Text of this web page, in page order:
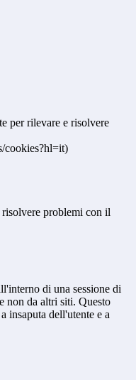
per rilevare e risolvere
cookies?hl=it)
problemi con il
di una sessione di
non da altri siti. Questo
insaputa dell'utente e a